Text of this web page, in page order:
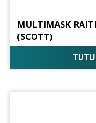
MULTIMASK
(SCOTT)